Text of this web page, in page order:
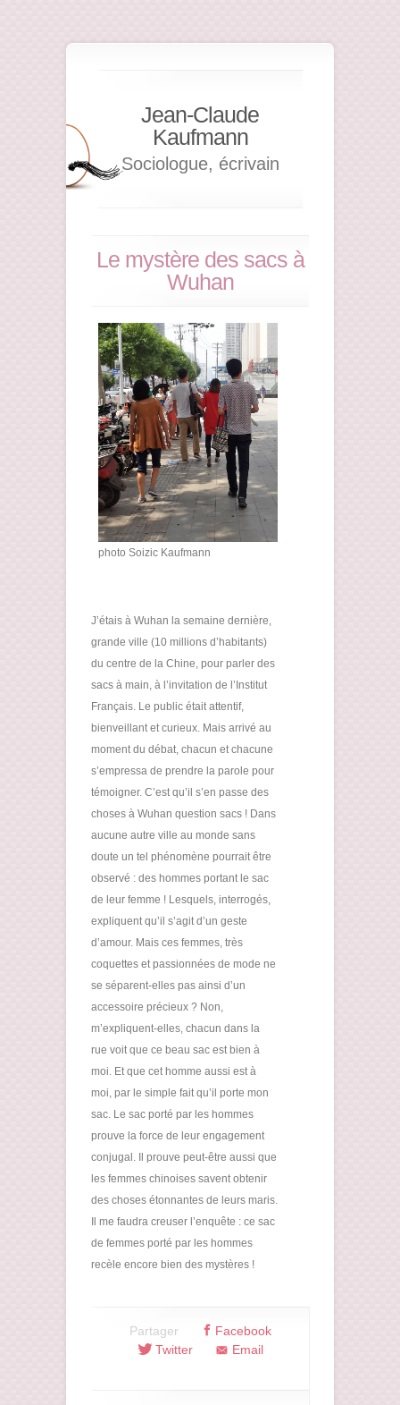
Jean-Claude
Kaufmann
Sociologue, écrivain
Le mystère des sacs à
Wuhan
photo Soizic Kaufmann
J’étais à Wuhan la semaine dernière,
grande ville (10 millions d’habitants)
du centre de la Chine, pour parler des
sacs à main, à l’invitation de l’Institut
Français. Le public était attentif,
bienveillant et curieux. Mais arrivé au
moment du débat, chacun et chacune
s’empressa de prendre la parole pour
témoigner. C’est qu’il s’en passe des
choses à Wuhan question sacs ! Dans
aucune autre ville au monde sans
doute un tel phénomène pourrait être
observé : des hommes portant le sac
de leur femme ! Lesquels, interrogés,
expliquent qu’il s’agit d’un geste
d’amour. Mais ces femmes, très
coquettes et passionnées de mode ne
se séparent-elles pas ainsi d’un
accessoire précieux ? Non,
m’expliquent-elles, chacun dans la
rue voit que ce beau sac est bien à
moi. Et que cet homme aussi est à
moi, par le simple fait qu’il porte mon
sac. Le sac porté par les hommes
prouve la force de leur engagement
conjugal. Il prouve peut-être aussi que
les femmes chinoises savent obtenir
des choses étonnantes de leurs maris.
Il me faudra creuser l’enquête : ce sac
de femmes porté par les hommes
recèle encore bien des mystères !
Partager
Facebook
Twitter
Email